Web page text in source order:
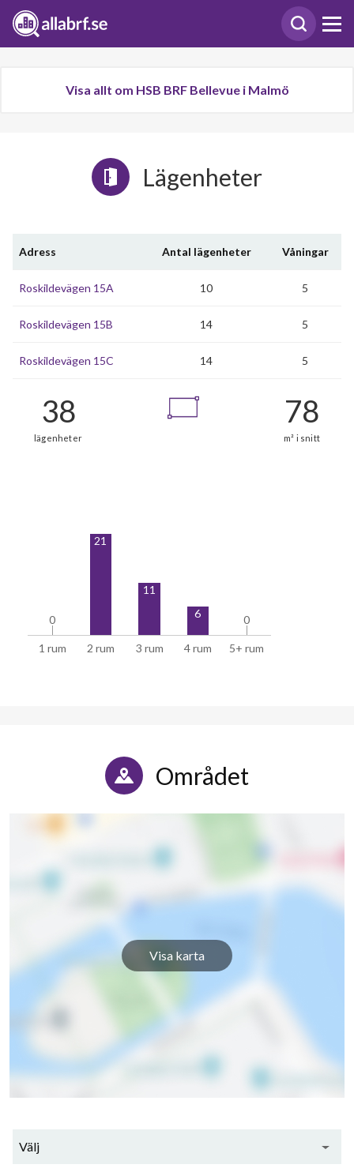
Visa allt om HSB BRF Bellevue i Malmö
Lägenheter
Adress Antal lägenheter Våningar
Roskildevägen 15A 10 5
Roskildevägen 15B 14 5
Roskildevägen 15C 14 5
lägenheter
1 rum 2 rum 3 rum 4 rum 5+ rum
0
0
21
11
6
0
0
Området
Visa karta
Välj